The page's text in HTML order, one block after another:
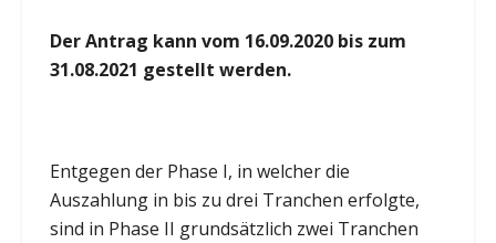
Der Antrag kann vom 16.09.2020 bis zum
31.08.2021 gestellt werden.
Entgegen der Phase I, in welcher die
Auszahlung in bis zu drei Tranchen erfolgte,
sind in Phase II grundsätzlich zwei Tranchen